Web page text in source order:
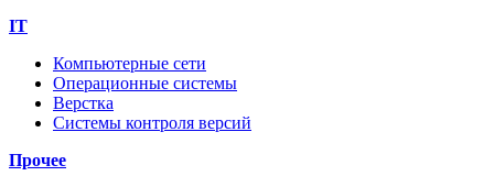
IT
Компьютерные сети
Операционные системы
Верстка
Системы контроля версий
Прочее